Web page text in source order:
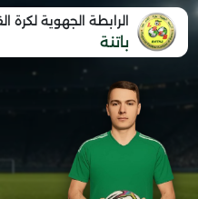
الرابطة الجهوية لكرة
باتنة